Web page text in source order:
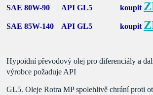
SAE 80W-90 API GL5 koupit
SAE 85W-140 API GL5 koupit
Hypoidní převodový olej pro diferenciály a
výrobce požaduje API
GL5. Oleje Rotra MP spolehlivě chráníproti